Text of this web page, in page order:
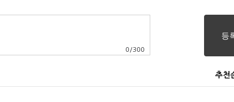
0 /300
추천